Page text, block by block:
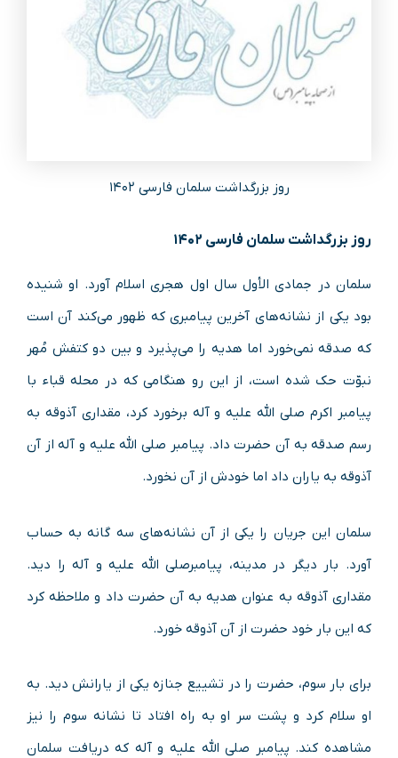
روز بزرگداشت سلمان فارسی ۱۴۰۲
روز بزرگداشت سلمان فارسی ۱۴۰۲
سلمان در جمادی الأول سال اول هجری اسلام آورد. او شنیده
بود یکی از نشانه‌های آخرین پیامبری که ظهور می‌کند آن است
که صدقه نمی‌خورد اما هدیه را می‌پذیرد و بین دو کتفش مُهر
نبوّت حک شده است، از این رو هنگامی که در محله قباء با
پیامبر اکرم صلی الله علیه و آله برخورد کرد، مقداری آذوقه به
رسم صدقه به آن حضرت داد. پیامبر صلی الله علیه و آله از آن
آذوقه به یاران داد اما خودش از آن نخورد.
سلمان این جریان را یکی از آن نشانه‌های سه گانه به حساب
آورد. بار دیگر در مدینه، پیامبرصلی الله علیه و آله را دید.
مقداری آذوقه به عنوان هدیه به آن حضرت داد و ملاحظه کرد
که این بار خود حضرت از آن آذوقه خورد.
برای بار سوم، حضرت را در تشییع جنازه یکی از یارانش دید. به
او سلام کرد و پشت سر او به راه افتاد تا نشانه سوم را نیز
مشاهده کند. پیامبر صلی الله علیه و آله که دریافت سلمان